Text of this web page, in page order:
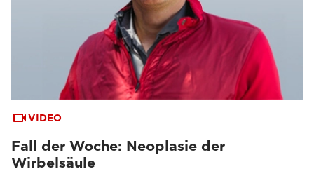
VIDEO
Fall der Woche: Neoplasie der
Wirbelsäule